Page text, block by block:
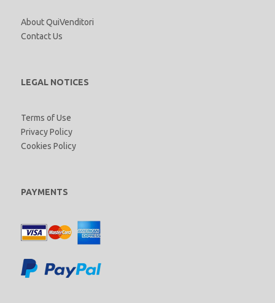
About QuiVenditori
Contact Us
LEGAL NOTICES
Terms of Use
Privacy Policy
Cookies Policy
PAYMENTS